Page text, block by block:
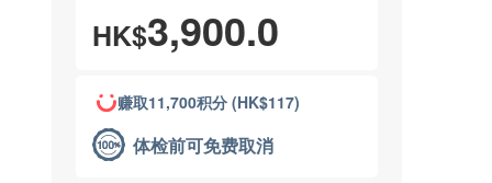
HK$3,900.0
赚取11,700积分 (HK$117)
体检前可免费取消